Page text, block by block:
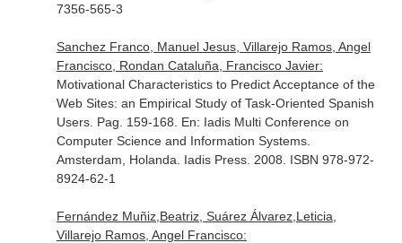
7356-565-3
Sanchez Franco, Manuel Jesus, Villarejo Ramos, Angel
Francisco, Rondan Cataluña, Francisco Javier:
Motivational Characteristics to Predict Acceptance of the
Web Sites: an Empirical Study of Task-Oriented Spanish
Users. Pag. 159-168. En: Iadis Multi Conference on
Computer Science and Information Systems.
Amsterdam, Holanda. Iadis Press. 2008. ISBN 978-972-
8924-62-1
Fernández Muñiz,Beatriz, Suárez Álvarez,Leticia,
Villarejo Ramos, Angel Francisco: